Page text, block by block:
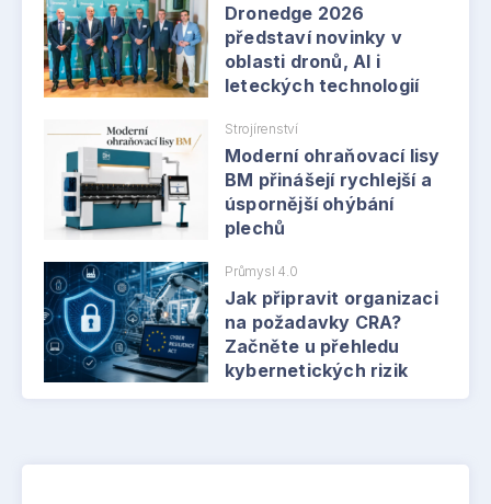
Dronedge 2026
představí novinky v
oblasti dronů, AI i
leteckých technologií
Strojírenství
Moderní ohraňovací lisy
BM přinášejí rychlejší a
úspornější ohýbání
plechů
Průmysl 4.0
Jak připravit organizaci
na požadavky CRA?
Začněte u přehledu
kybernetických rizik